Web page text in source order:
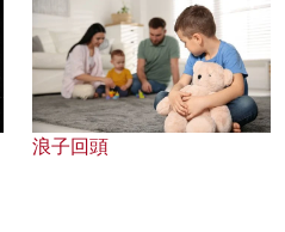
浪子回頭